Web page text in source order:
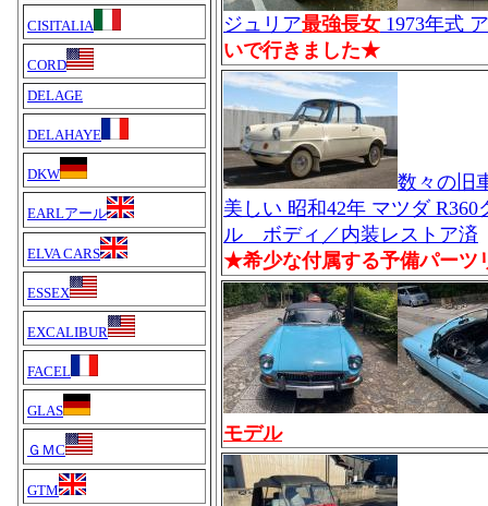
CISITALIA
CORD
DELAGE
DELAHAYE
DKW
EARLアール
ELVA CARS
ESSEX
EXCALIBUR
FACEL
GLAS
ＧＭC
GTM
ジュリア最強長女 1973年式
いで行きました★
数々の旧
美しい 昭和42年 マツダ
ル ボディ／内装レストア済
★希少な付属する予備パーツ
モデル